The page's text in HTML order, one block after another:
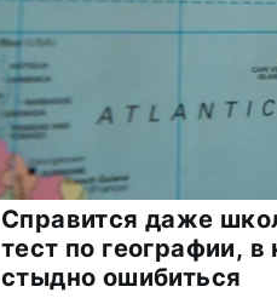
Справится даже
тест по географии, в
стыдно ошибиться